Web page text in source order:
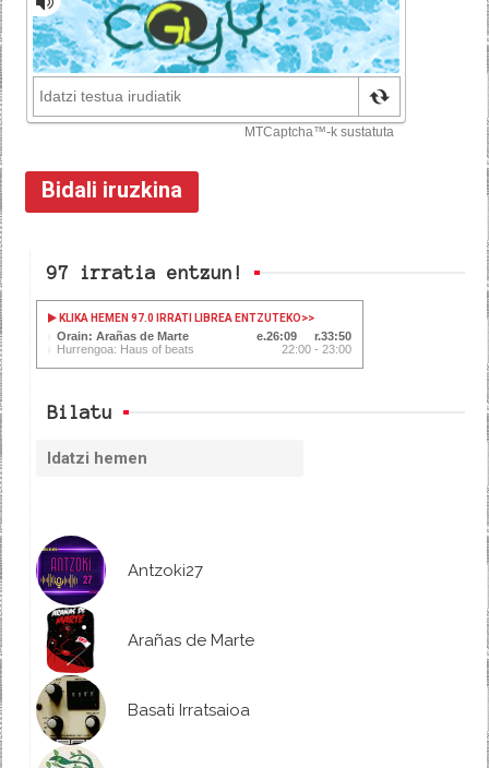
97 irratia entzun!
KLIKA HEMEN 97.0 IRRATI LIBREA ENTZUTEKO>>
Orain: Arañas de Marte 26:09
33:50
Hurrengoa: Haus of beats
22:00 - 23:00
Bilatu
Antzoki27
Arañas de Marte
Basati Irratsaioa